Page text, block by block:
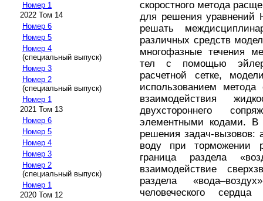
Номер 1
2022 Том 14
Номер 6
Номер 5
Номер 4
(специальный выпуск)
Номер 3
Номер 2
(специальный выпуск)
Номер 1
2021 Том 13
Номер 6
Номер 5
Номер 4
Номер 3
Номер 2
(специальный выпуск)
Номер 1
2020 Том 12
скоростного метода
для решения уравнений
решать
различных средств
многофазные течения
тел с помощью
расчетной сетке,
использованием
взаимодействия
двухстороннего
элементными кодами. В
решения задач-вызовов:
воду при торможении
граница раздела
взаимодействие
раздела
человеческого